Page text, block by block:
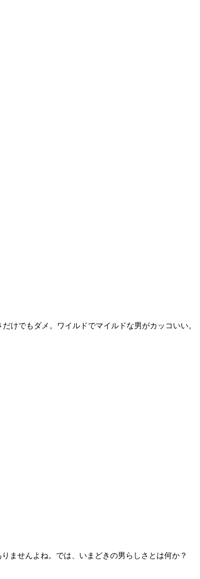
けでもダメ。ワイルドでマイルドな男がカッコいい。
ませんよね。では、いまどきの男らしさとは何か？